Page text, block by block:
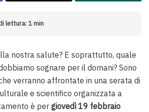
lettura: 1 min
nostra salute? E soprattutto, quale
sognare per il domani? Sono
verranno affrontate in una serata di
e scientifico organizzata a
è per giovedì 19 febbraio